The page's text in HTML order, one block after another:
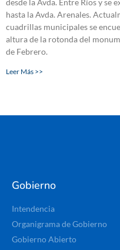
hasta la Avda. Arenales.
cuadrillas municipales se
altura de la rotonda del
de Febrero.
Leer Más >>
Gobierno
Intendencia
Organigrama de Gobierno
Gobierno Abierto